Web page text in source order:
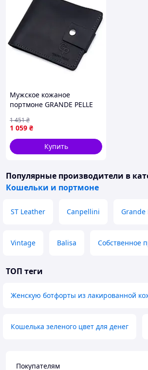
Мужское кожаное
портмоне GRANDE PELLE
1 059 ₴
1 451₴
Купить
Популярные производители в
Кошельки и портмоне
ST Leather Canpellini Grande
Vintage Balisa Собственное
ТОП теги
Женскую ботфорты из лакированной
Кошелька зеленого цвет для денег
Покупателям